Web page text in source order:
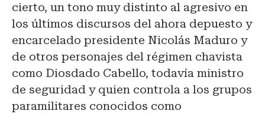
cierto, un tono muy distinto al agresivo en
los últimos discursos del ahora depuesto y
encarcelado presidente Nicolás Maduro y
de otros personajes del régimen chavista
como Diosdado Cabello, todavía ministro
de seguridad y quien controla a los grupos
paramilitares conocidos como